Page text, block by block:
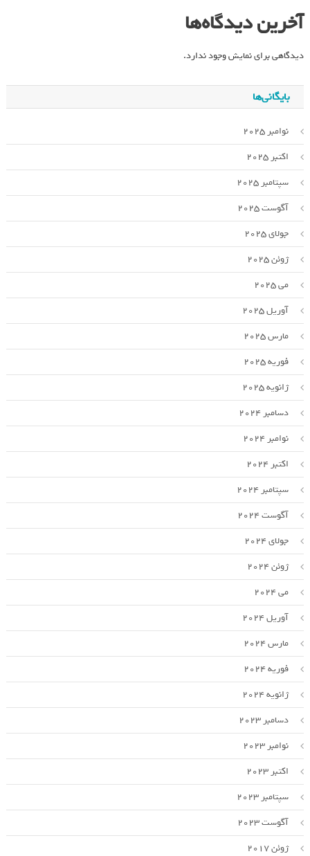
آخرین دیدگاه‌ها
دیدگاهی برای نمایش وجود ندارد.
بایگانی‌ها
نوامبر 2025
اکتبر 2025
سپتامبر 2025
آگوست 2025
جولای 2025
ژوئن 2025
می 2025
آوریل 2025
مارس 2025
فوریه 2025
ژانویه 2025
دسامبر 2024
نوامبر 2024
اکتبر 2024
سپتامبر 2024
آگوست 2024
جولای 2024
ژوئن 2024
می 2024
آوریل 2024
مارس 2024
فوریه 2024
ژانویه 2024
دسامبر 2023
نوامبر 2023
اکتبر 2023
سپتامبر 2023
آگوست 2023
ژوئن 2017